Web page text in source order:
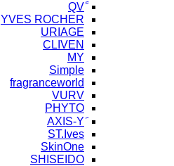
YVES ROCHER
URIAGE
CLIVEN
MY
Simple
fragranceworld
VURV
PHYTO
ST.Ives
SkinOne
SHISEIDO